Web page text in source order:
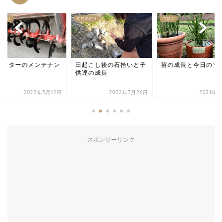
作り
クターのメンテナン
2022年3月12日
自然米作り
田起こし後の石拾いと子
供達の成長
2022年3月26日
ブログ
苗の成長と今日のソ
2021年7
スポンサーリンク